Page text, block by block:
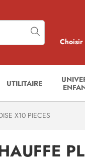
Choisir
UTILITAIRE
X10 PIECES